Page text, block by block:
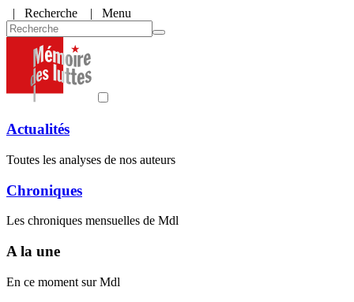
| Recherche | Menu
Actualités
Toutes les analyses de nos auteurs
Chroniques
Les chroniques mensuelles de Mdl
A la une
En ce moment sur Mdl